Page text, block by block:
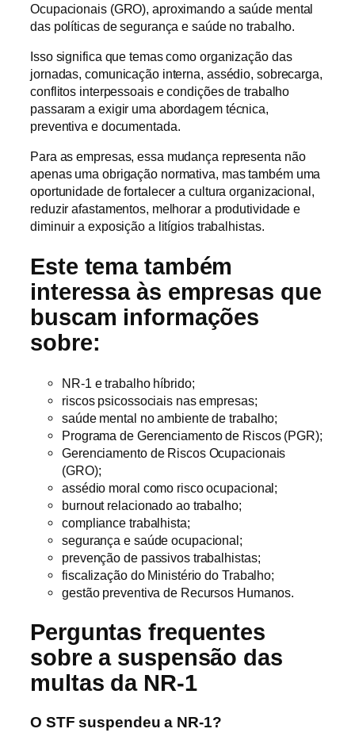
Ocupacionais (GRO), aproximando a saúde mental
das políticas de segurança e saúde no trabalho.
Isso significa que temas como organização das
jornadas, comunicação interna, assédio, sobrecarga,
conflitos interpessoais e condições de trabalho
passaram a exigir uma abordagem técnica,
preventiva e documentada.
Para as empresas, essa mudança representa não
apenas uma obrigação normativa, mas também uma
oportunidade de fortalecer a cultura organizacional,
reduzir afastamentos, melhorar a produtividade e
diminuir a exposição a litígios trabalhistas.
Este tema também
interessa às empresas que
buscam informações
sobre:
NR-1 e trabalho híbrido;
riscos psicossociais nas empresas;
saúde mental no ambiente de trabalho;
Programa de Gerenciamento de Riscos (PGR);
Gerenciamento de Riscos Ocupacionais
(GRO);
assédio moral como risco ocupacional;
burnout relacionado ao trabalho;
compliance trabalhista;
segurança e saúde ocupacional;
prevenção de passivos trabalhistas;
fiscalização do Ministério do Trabalho;
gestão preventiva de Recursos Humanos.
Perguntas frequentes
sobre a suspensão das
multas da NR-1
O STF suspendeu a NR-1?